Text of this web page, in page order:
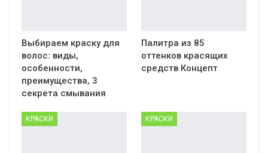
Выбираем краску для
волос: виды,
особенности,
преимущества, 3
секрета смывания
Палитра из 85
оттенков красящих
средств Концепт
КРАСКИ КРАСКИ